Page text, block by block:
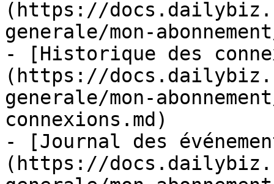
(https://
generale/mon-
- [Historique des
(https://
generale/mon-
connexions.md)
- [Journal des
(https://